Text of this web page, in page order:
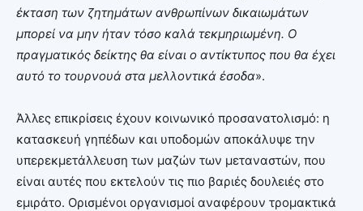
έκταση των ζητημάτων ανθρωπίνων δικαιωμάτων
μπορεί να μην ήταν τόσο καλά τεκμηριωμένη. Ο
πραγματικός δείκτης θα είναι ο αντίκτυπος που θα έχει
αυτό το τουρνουά στα μελλοντικά έσοδα».
Άλλες επικρίσεις έχουν κοινωνικό προσανατολισμό: η
κατασκευή γηπέδων και υποδομών αποκάλυψε την
υπερεκμετάλλευση των μαζών των μεταναστών, που
είναι αυτές που εκτελούν τις πιο βαριές δουλειές στο
εμιράτο. Ορισμένοι οργανισμοί αναφέρουν τρομακτικά